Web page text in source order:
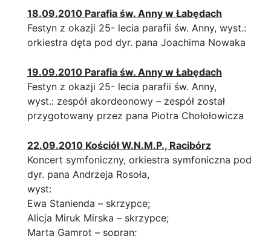
18.09.2010 Parafia św. Anny w Łabędach
Festyn z okazji 25- lecia parafii św. Anny, wyst.:
orkiestra dęta pod dyr. pana Joachima Nowaka
19.09.2010 Parafia św. Anny w Łabędach
Festyn z okazji 25- lecia parafii św. Anny,
wyst.: zespół akordeonowy – zespół został
przygotowany przez pana Piotra Chołołowicza
22.09.2010 Kościół W.N.M.P., Racibórz
Koncert symfoniczny, orkiestra symfoniczna pod
dyr. pana Andrzeja Rosoła,
wyst:
Ewa Stanienda – skrzypce;
Alicja Miruk Mirska – skrzypce;
Marta Gamrot – sopran;